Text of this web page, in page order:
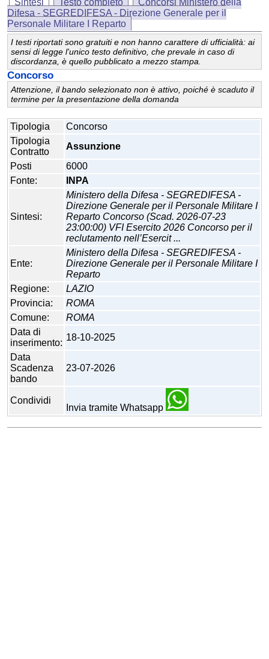
Sintesi Testo completo
Concorsi Ministero della
Difesa - SEGREDIFESA - Direzione Generale per il
Personale Militare I Reparto
I testi riportati sono gratuiti e non hanno carattere di ufficialità: ai
sensi di legge l'unico testo definitivo, che prevale in caso di
discordanza, è quello pubblicato a mezzo stampa.
Concorso
Attenzione, il bando selezionato non è attivo, poiché è scaduto il
termine per la presentazione della domanda
Tipologia
Concorso
Tipologia
Contratto
Assunzione
Posti
6000
Fonte:
INPA
Sintesi:
Ministero della Difesa - SEGREDIFESA -
Direzione Generale per il Personale Militare I
Reparto Concorso (Scad. 2026-07-23
23:00:00) VFI Esercito 2026 Concorso per il
reclutamento nell’Esercit ...
Ente:
Ministero della Difesa - SEGREDIFESA -
Direzione Generale per il Personale Militare I
Reparto
Regione:
LAZIO
Provincia:
ROMA
Comune:
ROMA
Data di
inserimento:
18-10-2025
Data
Scadenza
bando
23-07-2026
Condividi
Invia tramite Whatsapp